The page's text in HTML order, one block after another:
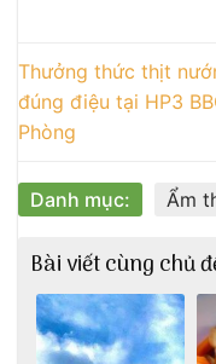
Thưởng thức thịt
đúng điệu tại HP3
Phòng
Danh mục: Ẩm
Bài viết cùng chủ